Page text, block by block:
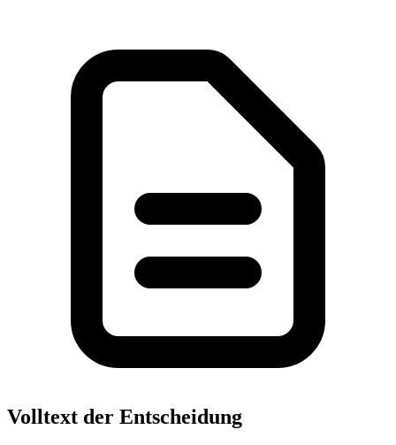
Volltext der Entscheidung